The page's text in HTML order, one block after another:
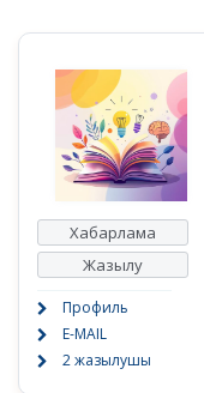
Хабарлама
Жазылу
Профиль
E-MAIL
2 жазылушы